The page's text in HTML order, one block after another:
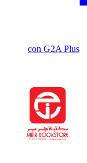
con G2A Plus